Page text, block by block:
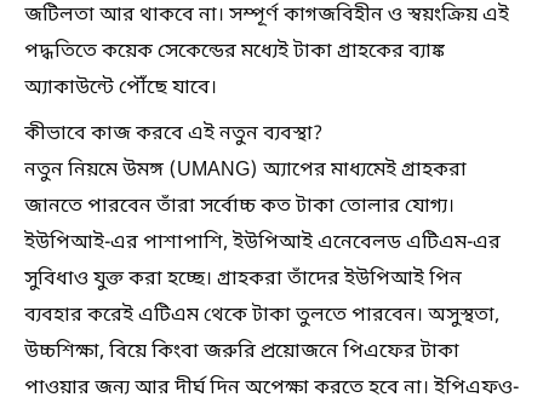
জটিলতা আর থাকবে না। সম্পূর্ণ কাগজবিহীন ও স্বয়ংক্রিয় এই
পদ্ধতিতে কয়েক সেকেন্ডের মধ্যেই টাকা গ্রাহকের ব্যাঙ্ক
অ্যাকাউন্টে পৌঁছে যাবে।
কীভাবে কাজ করবে এই নতুন ব্যবস্থা?
নতুন নিয়মে উমঙ্গ (UMANG) অ্যাপের মাধ্যমেই গ্রাহকরা
জানতে পারবেন তাঁরা সর্বোচ্চ কত টাকা তোলার যোগ্য।
ইউপিআই-এর পাশাপাশি, ইউপিআই এনেবেলড এটিএম-এর
সুবিধাও যুক্ত করা হচ্ছে। গ্রাহকরা তাঁদের ইউপিআই পিন
ব্যবহার করেই এটিএম থেকে টাকা তুলতে পারবেন। অসুস্থতা,
উচ্চশিক্ষা, বিয়ে কিংবা জরুরি প্রয়োজনে পিএফের টাকা
পাওয়ার জন্য আর দীর্ঘ দিন অপেক্ষা করতে হবে না। ইপিএফও-